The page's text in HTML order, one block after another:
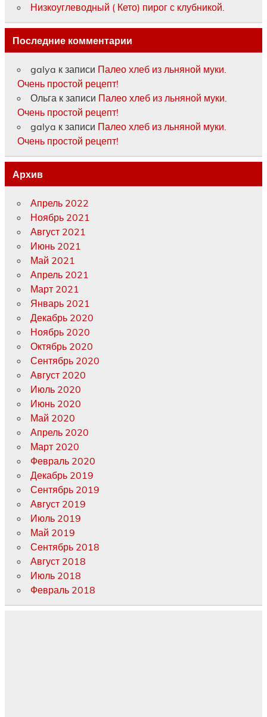
Низкоуглеводный ( Кето) пирог с клубникой.
Последние комментарии
galya к записи Палео хлеб из льняной муки.
Очень простой рецепт!
Ольгак записи Палео хлеб из льняной муки.
Очень простой рецепт!
galya к записи Палео хлеб из льняной муки.
Очень простой рецепт!
Архив
Апрель 2022
Ноябрь 2021
Август 2021
Июнь 2021
Май 2021
Апрель 2021
Март 2021
Январь 2021
Декабрь 2020
Ноябрь 2020
Октябрь 2020
Сентябрь 2020
Август 2020
Июль 2020
Июнь 2020
Май 2020
Апрель 2020
Март 2020
Февраль 2020
Декабрь 2019
Сентябрь 2019
Август 2019
Июль 2019
Май 2019
Сентябрь 2018
Август 2018
Июль 2018
Февраль 2018